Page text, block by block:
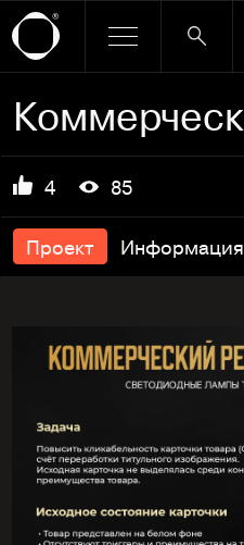
4 85
Проект Информация